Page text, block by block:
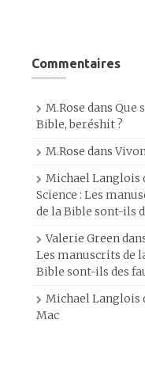
Commentaires
M.Rose dans Que
Bible, beréshit ?
M.Rose dans
Michael Langlois
Science : Les
de la Bible sont-ils
Valerie Green
Les manuscrits de
Bible sont-ils des
Michael Langlois
Mac